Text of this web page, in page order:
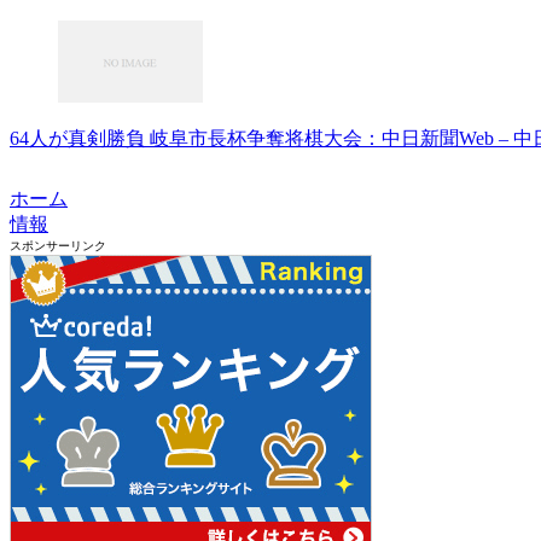
64人が真剣勝負 岐阜市長杯争奪将棋大会：中日新聞Web – 中
ホーム
情報
スポンサーリンク